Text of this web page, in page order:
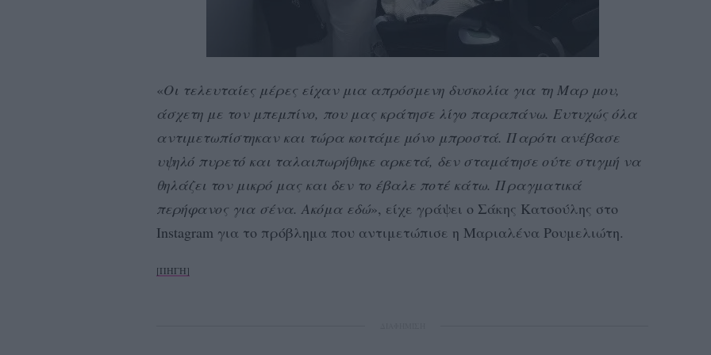
«Οι τελευταίες μέρες είχαν μια απρόσμενη δυσκολία για τη Μαρ μου,
άσχετη με τον μπεμπίνο, που μας κράτησε λίγο παραπάνω. Ευτυχώς όλα
αντιμετωπίστηκαν και τώρα κοιτάμε μόνο μπροστά. Παρότι ανέβασε
υψηλό πυρετό και ταλαιπωρήθηκε αρκετά, δεν σταμάτησε ούτε στιγμή να
θηλάζει τον μικρό μας και δεν το έβαλε ποτέ κάτω. Πραγματικά
περήφανος για σένα. Ακόμα εδώ», είχε γράψει ο Σάκης Κατσούλης στο
Instagram για το πρόβλημα που αντιμετώπισε η Μαριαλένα Ρουμελιώτη.
[ΠΗΓΗ]